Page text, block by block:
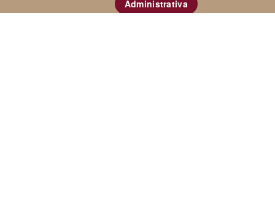
Administrativa